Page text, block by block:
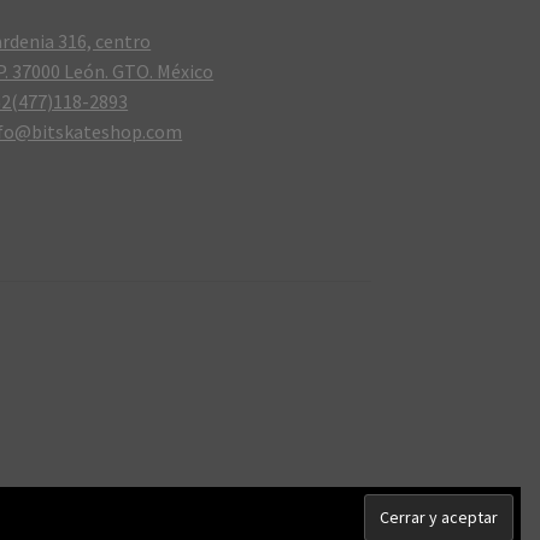
316, centro
37000 León. GTO. México
2893